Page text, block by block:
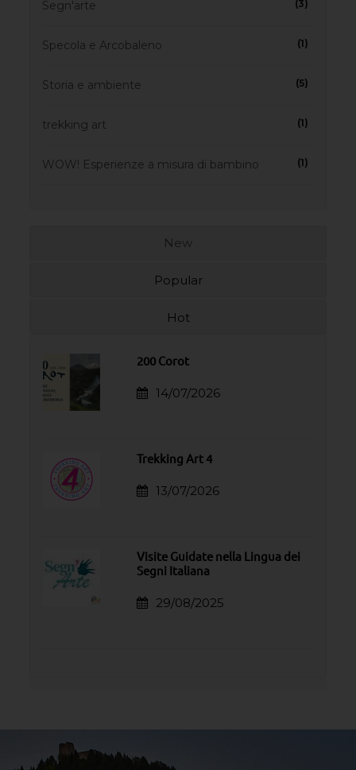
Segn'arte (3)
Specola e Arcobaleno (1)
Storia e ambiente (5)
trekking art (1)
WOW! Esperienze a misura di bambino (1)
New
Popular
Hot
200 Corot
14/07/2026
Trekking Art 4
13/07/2026
Visite Guidate nella Lingua dei
Segni Italiana
29/08/2025